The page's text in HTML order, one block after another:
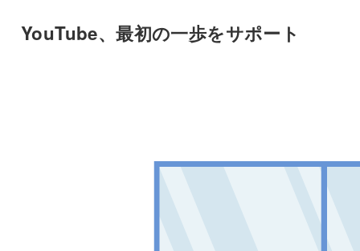
YouTube、最初の一歩をサポート